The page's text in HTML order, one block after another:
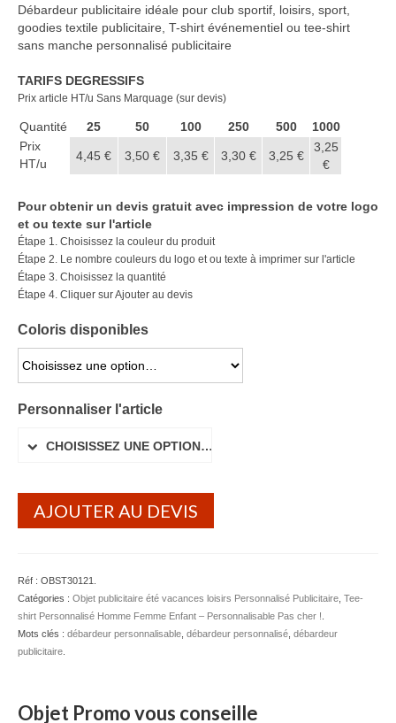
Carnet A5 Personnalisé
Carnet A6 personnalisé
Chapeau publicitaire
Clé USB personnalisée
Éventail personnalisé
Gobelet réutilisable & Verre
Haut-parleur Bluetooth
Lunettes de soleil
Porte-clés personnalisé
Porte-monnaie Porte Carte Portefeuille
Serviette Personnalisée
Stylo Publicitaire
Voiture Goodies
Gourde & Bouteille
Bouteille Personnalisable
Mug & Tasse
Mug de voyage publicitaire
Débardeur publicitaire idéale pour club sportif, loisirs, sport,
goodies textile publicitaire, T-shirt événementiel ou tee-shirt
sans manche personnalisé publicitaire
TARIFS DEGRESSIFS
Prix article HT/u Sans Marquage (sur devis)
Quantité 25 50 100 250 500
1000
Prix
HT/u
4,45 € 3,50 € 3,35 € 3,30 € 3,25 €
3,25
€
Pour obtenir un devis gratuit avec impression de votre logo
et ou texte sur l'article
Étape 1. Choisissez la couleur du produit
Étape 2. Le nombre couleurs du logo et ou texte à imprimer sur l'article
Étape 3. Choisissez la quantité
Étape 4. Cliquer sur Ajouter au devis
Coloris disponibles
CHOISISSEZ UNE OPTION…
Personnaliser l'article
CHOISISSEZ UNE OPTION…
AJOUTER AU DEVIS
Réf : OBST30121
Catégories : Objet publicitaire été vacances loisirs Personnalisé Publicitaire Tee-
shirt Personnalisé Homme Femme Enfant – Personnalisable Pas cher !
Mots clés : débardeur personnalisable débardeur personnalisé débardeur
publicitaire
Objet Promo vous conseille